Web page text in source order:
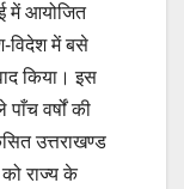
में आयोजित
विदेश में बसे
किया। इस
वर्षों की
उत्तराखण्ड
राज्य के